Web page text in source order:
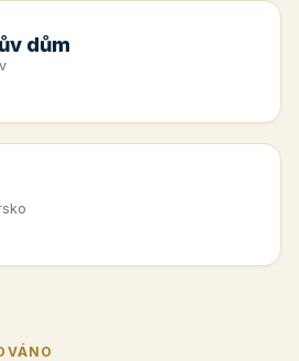
dům